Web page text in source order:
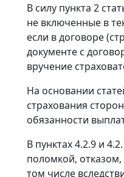
В силу пункта 2
не включенные в
если в договоре
документе с
вручение
На основании
страхования
обязанности
В пунктах 4.2.9 и
поломкой, отказом,
том числе